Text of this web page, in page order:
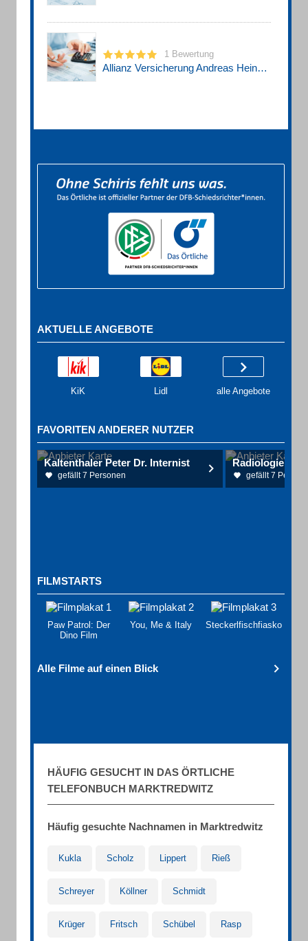
1 Bewertung
Allianz Versicherung Andreas Heindl Generalvertretung
AKTUELLE ANGEBOTE
KiK Lidl alle Angebote
FAVORITEN ANDERER NUTZER
Kaltenthaler Peter Dr. Internist
gefällt 7 Personen gefällt 7
FILMSTARTS
Paw Patrol: Der
Dino Film
You, Me & Italy Steckerlfischfiasko
Alle Filme auf einen Blick
HÄUFIG GESUCHT IN DAS ÖRTLICHE
TELEFONBUCH MARKTREDWITZ
Häufig gesuchte Nachnamen in Marktredwitz
Kukla Scholz Lippert Rieß
Schreyer Köllner Schmidt
Krüger Fritsch Schübel Rasp